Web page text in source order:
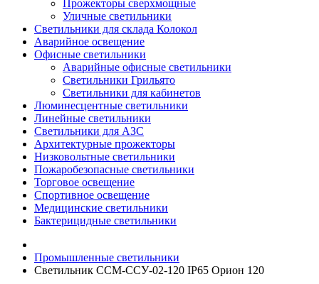
Прожекторы сверхмощные
Уличные светильники
Светильники для склада Колокол
Аварийное освещение
Офисные светильники
Аварийные офисные светильники
Светильники Грильято
Светильники для кабинетов
Люминесцентные светильники
Линейные светильники
Светильники для АЗС
Архитектурные прожекторы
Низковольтные светильники
Пожаробезопасные светильники
Торговое освещение
Спортивное освещение
Медицинские светильники
Бактерицидные светильники
Промышленные светильники
Светильник ССМ-ССУ-02-120 IP65 Орион 120